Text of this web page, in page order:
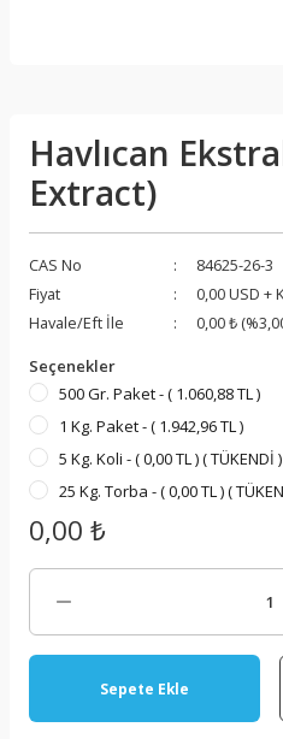
Havlıcan
Extract)
CAS No
84625-26-3
Fiyat
0,00 USD +
Havale/Eft İle
0,00 ₺
Seçenekler
500 Gr. Paket - ( 1.060,88 TL )
1 Kg. Paket - ( 1.942,96 TL )
5 Kg. Koli - ( 0,00 TL ) ( TÜKENDİ )
25 Kg. Torba - ( 0,00 TL ) (
0,00 ₺
Sepete Ekle